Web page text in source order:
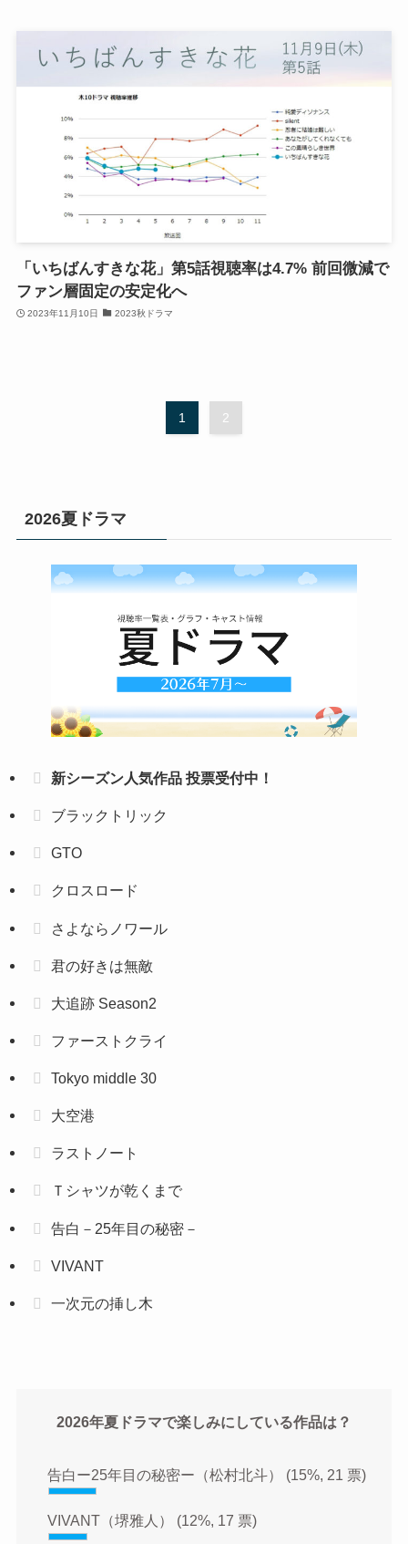
「いちばんすきな花」第5話視聴率は4.7% 前回微減で
ファン層固定の安定化へ
2023年11月10日 2023秋ドラマ
1 2
2026夏ドラマ
新シーズン人気作品 投票受付中！
ブラックトリック
GTO
クロスロード
さよならノワール
君の好きは無敵
大追跡 Season2
ファーストクライ
Tokyo middle 30
大空港
ラストノート
Ｔシャツが乾くまで
告白－25年目の秘密－
VIVANT
一次元の挿し木
2026年夏ドラマで楽しみにしている作品は？
告白ー25年目の秘密ー（松村北斗） (15%, 21 票)
VIVANT（堺雅人） (12%, 17 票)